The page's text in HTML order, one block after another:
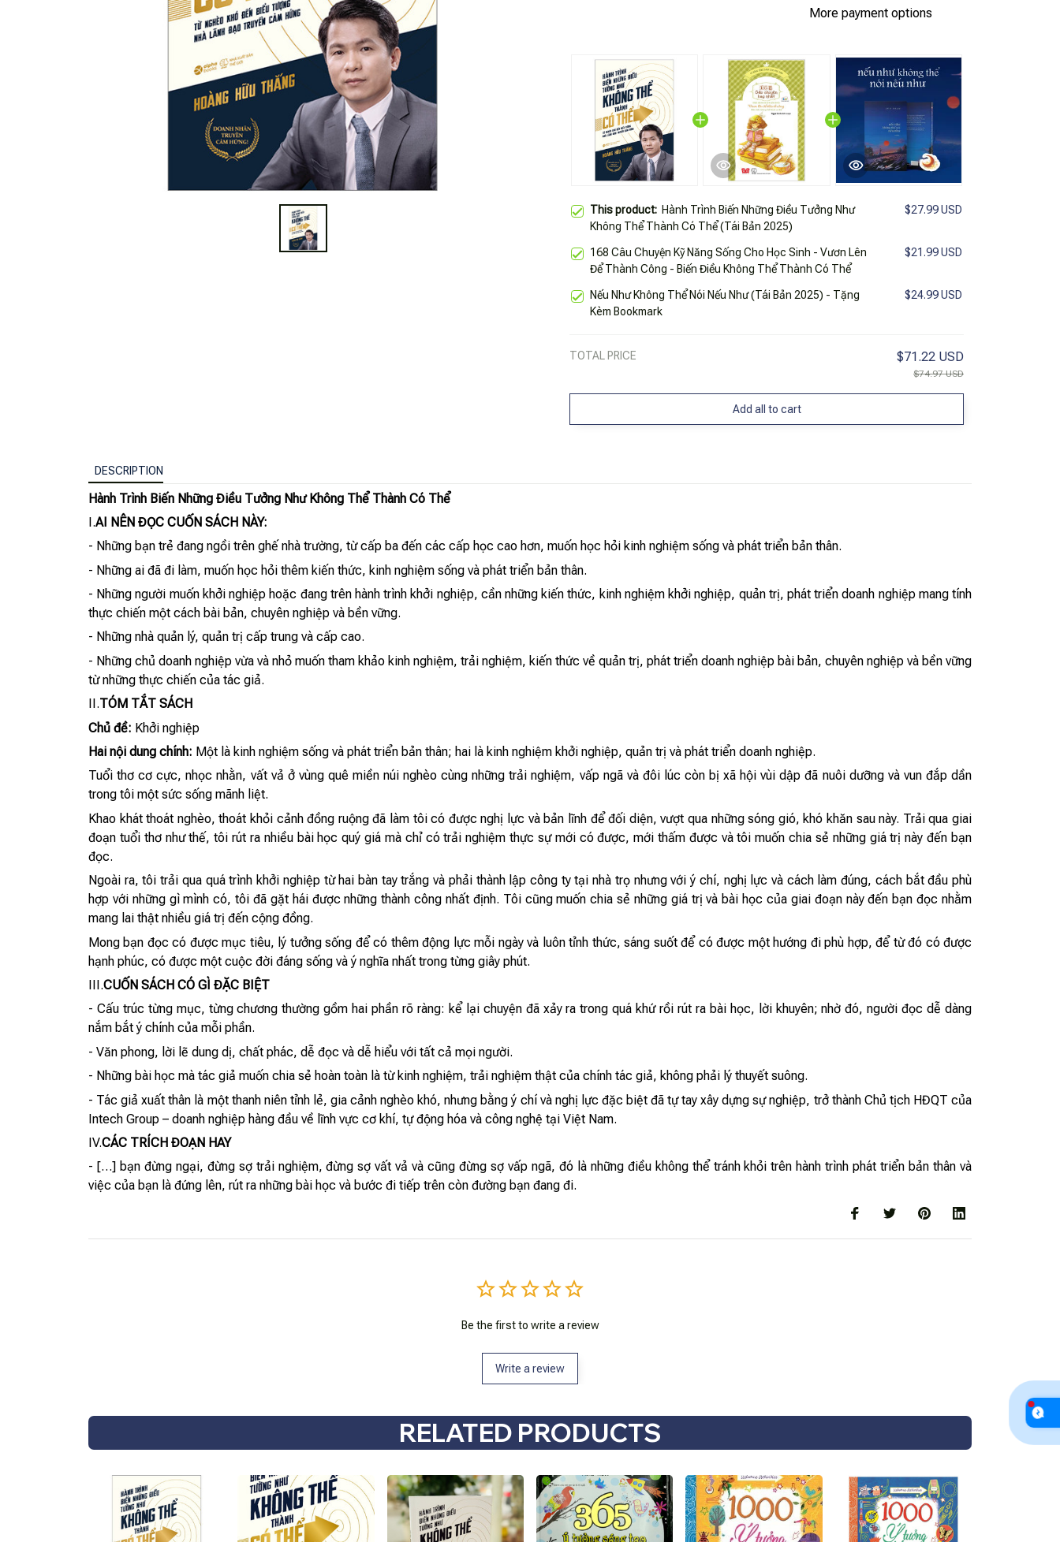
More payment options
This product: Hành Trình Biến Những Điều Tưởng Như
Không Thể Thành Có Thể (Tái Bản 2025)
$27.99 USD
168 Câu Chuyện Kỹ Năng Sống Cho Học Sinh - Vươn Lên
Để Thành Công - Biến Điều Không Thể Thành Có Thể
$21.99 USD
Nếu Như Không Thể Nói Nếu Như (Tái Bản 2025) - Tặng
Kèm Bookmark
$24.99 USD
TOTAL PRICE $71.22 USD
$74.97 USD
Add all to cart
DESCRIPTION
Hành Trình Biến Những Điều Tưởng Như Không Thể Thành Có Thể
I.AI NÊN ĐỌC CUỐN SÁCH NÀY:
- Những bạn trẻ đang ngồi trên ghế nhà trường, từ cấp ba đến các cấp học cao hơn, muốn học hỏi kinh nghiệm sống và phát triển bản thân.
- Những ai đã đi làm, muốn học hỏi thêm kiến thức, kinh nghiệm sống và phát triển bản thân.
- Những người muốn khởi nghiệp hoặc đang trên hành trình khởi nghiệp, cần những kiến thức, kinh nghiệm khởi nghiệp, quản trị, phát triển doanh nghiệp mang tính
thực chiến một cách bài bản, chuyên nghiệp và bền vững.
- Những nhà quản lý, quản trị cấp trung và cấp cao.
- Những chủ doanh nghiệp vừa và nhỏ muốn tham khảo kinh nghiệm, trải nghiệm, kiến thức về quản trị, phát triển doanh nghiệp bài bản, chuyên nghiệp và bền vững
từ những thực chiến của tác giả.
II.TÓM TẮT SÁCH
Chủ đề: Khởi nghiệp
Hai nội dung chính: Một là kinh nghiệm sống và phát triển bản thân; hai là kinh nghiệm khởi nghiệp, quản trị và phát triển doanh nghiệp.
Tuổi thơ cơ cực, nhọc nhằn, vất vả ở vùng quê miền núi nghèo cùng những trải nghiệm, vấp ngã và đôi lúc còn bị xã hội vùi dập đã nuôi dưỡng và vun đắp dần
trong tôi một sức sống mãnh liệt.
Khao khát thoát nghèo, thoát khỏi cảnh đồng ruộng đã làm tôi có được nghị lực và bản lĩnh để đối diện, vượt qua những sóng gió, khó khăn sau này. Trải qua giai
đoạn tuổi thơ như thế, tôi rút ra nhiều bài học quý giá mà chỉ có trải nghiệm thực sự mới có được, mới thấm được và tôi muốn chia sẻ những giá trị này đến bạn
đọc.
Ngoài ra, tôi trải qua quá trình khởi nghiệp từ hai bàn tay trắng và phải thành lập công ty tại nhà trọ nhưng với ý chí, nghị lực và cách làm đúng, cách bắt đầu phù
hợp với những gì mình có, tôi đã gặt hái được những thành công nhất định. Tôi cũng muốn chia sẻ những giá trị và bài học của giai đoạn này đến bạn đọc nhằm
mang lai thật nhiều giá trị đến cộng đồng.
Mong bạn đọc có được mục tiêu, lý tưởng sống để có thêm động lực mỗi ngày và luôn tỉnh thức, sáng suốt để có được một hướng đi phù hợp, để từ đó có được
hạnh phúc, có được một cuộc đời đáng sống và ý nghĩa nhất trong từng giây phút.
III.CUỐN SÁCH CÓ GÌ ĐẶC BIỆT
- Cấu trúc từng mục, từng chương thường gồm hai phần rõ ràng: kể lại chuyện đã xảy ra trong quá khứ rồi rút ra bài học, lời khuyên; nhờ đó, người đọc dễ dàng
nắm bắt ý chính của mỗi phần.
- Văn phong, lời lẽ dung dị, chất phác, dễ đọc và dễ hiểu với tất cả mọi người.
- Những bài học mà tác giả muốn chia sẻ hoàn toàn là từ kinh nghiệm, trải nghiệm thật của chính tác giả, không phải lý thuyết suông.
- Tác giả xuất thân là một thanh niên tỉnh lẻ, gia cảnh nghèo khó, nhưng bằng ý chí và nghị lực đặc biệt đã tự tay xây dựng sự nghiệp, trở thành Chủ tịch HĐQT của
Intech Group – doanh nghiệp hàng đầu về lĩnh vực cơ khí, tự động hóa và công nghệ tại Việt Nam.
IV.CÁC TRÍCH ĐOẠN HAY
- […] bạn đừng ngại, đừng sợ trải nghiệm, đừng sợ vất vả và cũng đừng sợ vấp ngã, đó là những điều không thể tránh khỏi trên hành trình phát triển bản thân và
việc của bạn là đứng lên, rút ra những bài học và bước đi tiếp trên còn đường bạn đang đi.
Be the first to write a review
Write a review
RELATED PRODUCTS